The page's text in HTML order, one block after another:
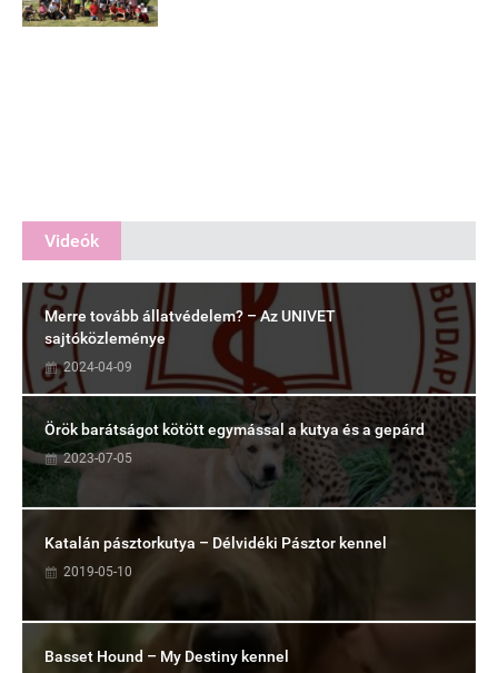
Videók
Merre tovább állatvédelem? – Az UNIVET
sajtóközleménye
2024-04-09
Örök barátságot kötött egymással a kutya és a gepárd
2023-07-05
Katalán pásztorkutya – Délvidéki Pásztor kennel
2019-05-10
Basset Hound – My Destiny kennel